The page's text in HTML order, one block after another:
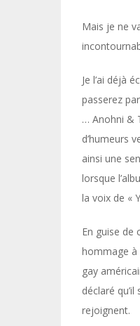
Mais je ne
Je l’ai déjà
passerez
… Anohni &
d’humeurs
ainsi une
lorsque
la voix de «
En guise de
hommage à
gay
déclaré
rejoignent.